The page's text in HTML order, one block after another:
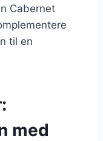
Cabernet
til en
med